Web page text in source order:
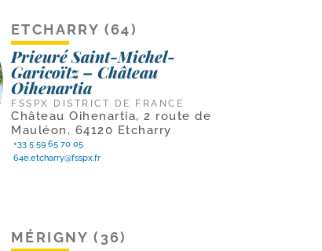
ETCHARRY (64)
Prieuré Saint-Michel-
Garicoïtz – Château
Oihenartia
FSSPX DISTRICT DE FRANCE
Château Oihenartia, 2 route de
Mauléon, 64120 Etcharry
+33 5 59 65 70 05
64e.etcharry@fsspx.fr
MÉRIGNY (36)